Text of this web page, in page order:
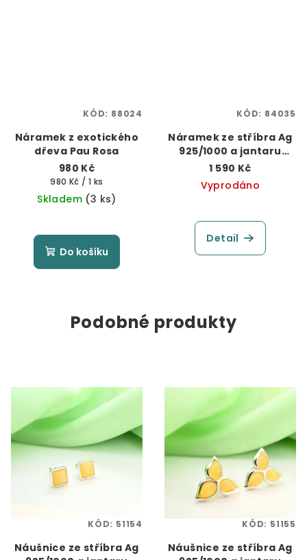
Náramek z exotického
dřeva Pau Rosa
980 Kč
Měrná
cena:
980 Kč / 1 ks
Skladem (3 ks)
Do košíku
KÓD: 88024
Náramek ze stříbra Ag
925/1000 a jantaru
"Lesní med"
1 590 Kč
Vyprodáno
Detail
KÓD: 84035
Podobné produkty
Náušnice ze stříbra Ag
KÓD: 51154
Náušnice ze stříbra Ag
KÓD: 51155